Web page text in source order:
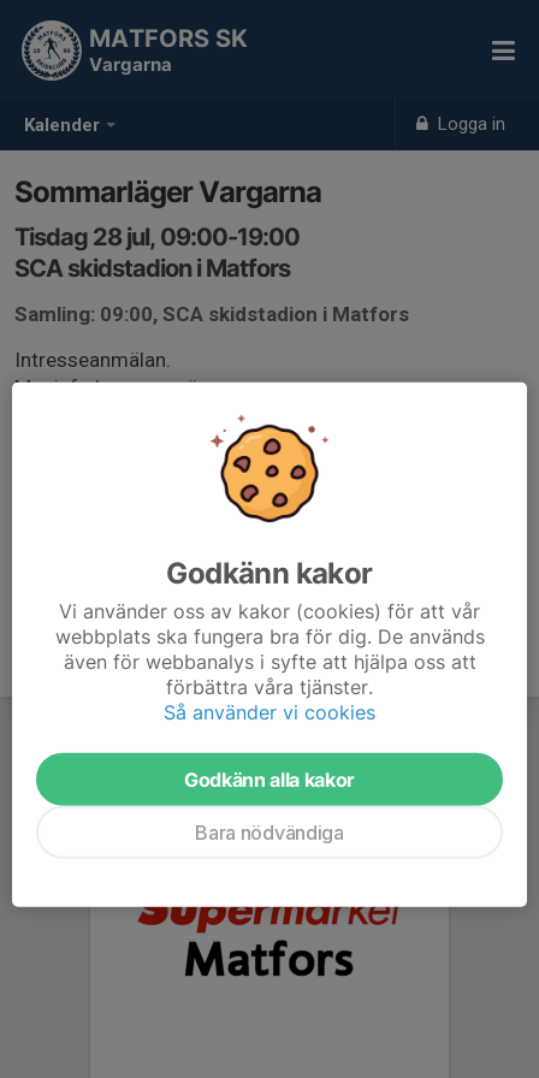
Kalender Logga in
MATFORS SK
Vargarna
Sommarläger Vargarna
Tisdag 28 jul, 09:00-19:00
SCA skidstadion i Matfors
Samling: 09:00, SCA skidstadion i Matfors
Intresseanmälan.
Mer info kommer närmare.
Vi planerar för både dag- och kvällsaktiviteter.
Godkänn kakor
Vi använder oss av kakor (cookies) för att vår
webbplats ska fungera bra för dig. De används
även för webbanalys i syfte att hjälpa oss att
förbättra våra tjänster.
Så använder vi cookies
Godkänn alla kakor
Bara nödvändiga